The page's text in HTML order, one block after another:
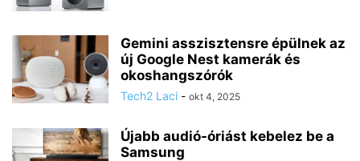
Gemini asszisztensre épülnek az
új Google Nest kamerák és
okoshangszórók
Tech2 Laci - okt 4, 2025
Újabb audió-óriást kebelez be a
Samsung